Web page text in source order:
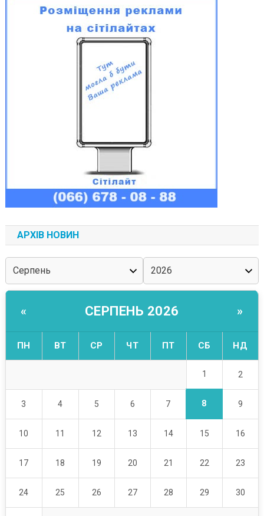
АРХІВ НОВИН
« СЕРПЕНЬ 2026 »
ПН ВТ СР ЧТ ПТ СБ НД
1 2
3 4 5 6 7 8 9
10 11 12 13 14 15 16
17 18 19 20 21 22 23
24 25 26 27 28 29 30